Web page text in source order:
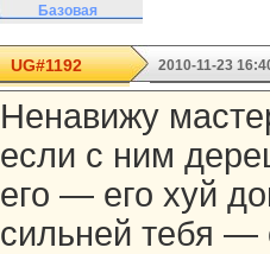
Базовая
UG#1192 2010-11-23
Ненавижу
если с ним
его — его хуй
сильней тебя —